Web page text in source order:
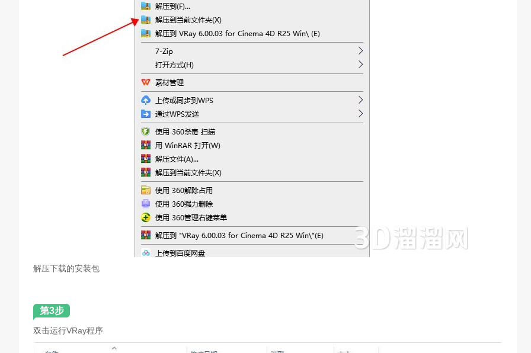
解压下载的安装包
第3步
双击运行VRay程序